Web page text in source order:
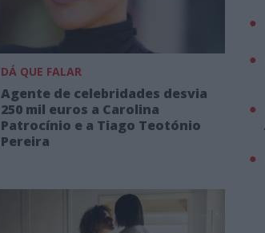
DÁ QUE FALAR
Agente de celebridades desvia
250 mil euros a Carolina
Patrocínio e a Tiago Teotónio
Pereira